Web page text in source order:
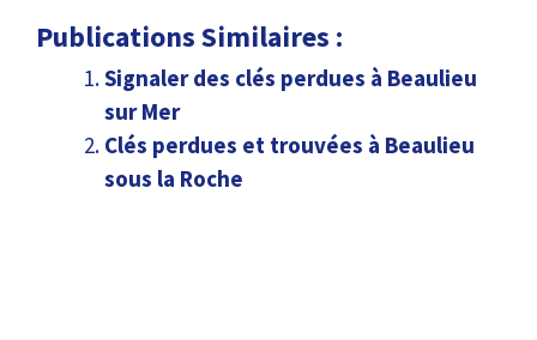
Publications Similaires :
Signaler des clés perdues à Beaulieu
sur Mer
Clés perdues et trouvées à Beaulieu
sous la Roche